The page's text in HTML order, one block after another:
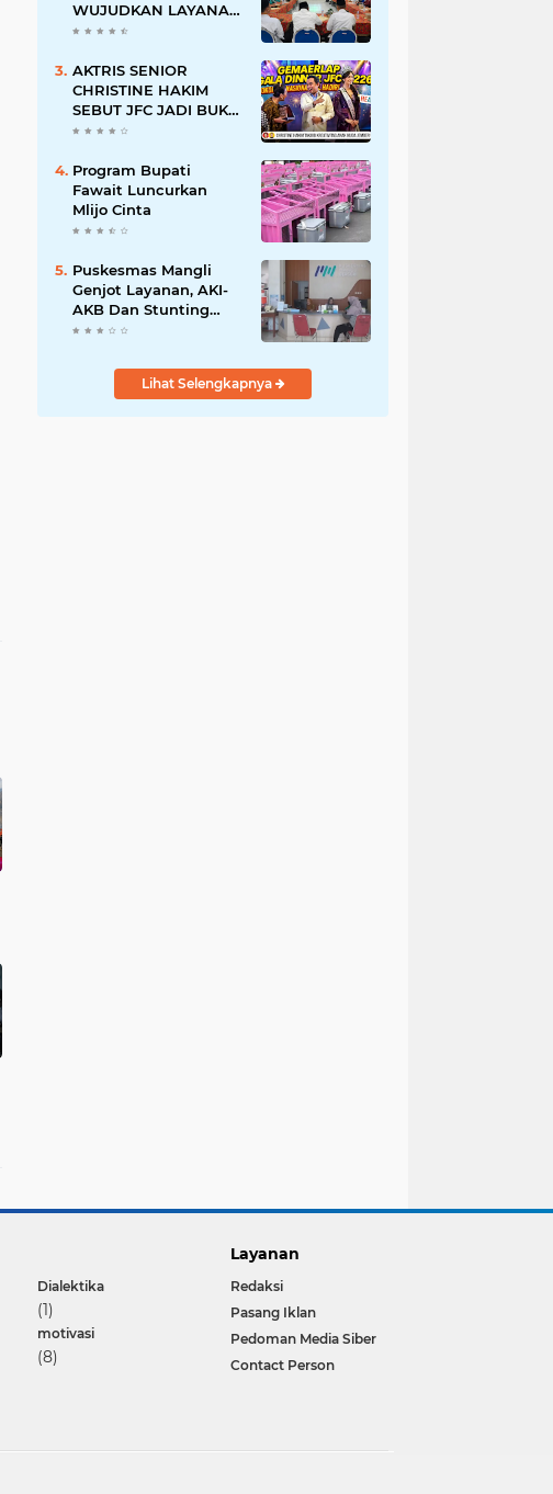
WUJUDKAN LAYANAN
BERSINAR DAN
AKTRIS SENIOR
CHRISTINE HAKIM
SEBUT JFC JADI BUKTI
KREATIVITAS ANAK
Program Bupati
Fawait Luncurkan
Mlijo Cinta
Puskesmas Mangli
Genjot Layanan, AKI-
AKB Dan Stunting
Ditekan
Lihat Selengkapnya
Dialektika
(1)
motivasi
(8)
Layanan
Redaksi
Pasang Iklan
Pedoman Media Siber
Contact Person